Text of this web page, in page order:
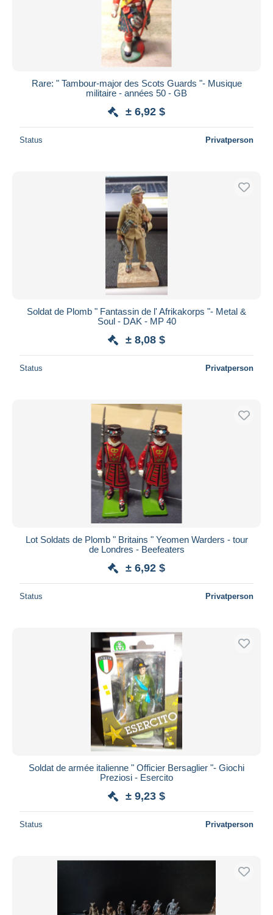
Rare: " Tambour-major des Scots Guards "- Musique
militaire - années 50 - GB
± 6,92 $
Status Privatperson
Soldat de Plomb " Fantassin de l' Afrikakorps "- Metal &
Soul - DAK - MP 40
± 8,08 $
Status Privatperson
Lot Soldats de Plomb " Britains " Yeomen Warders - tour
de Londres - Beefeaters
± 6,92 $
Status Privatperson
Soldat de armée italienne " Officier Bersaglier "- Giochi
Preziosi - Esercito
± 9,23 $
Status Privatperson